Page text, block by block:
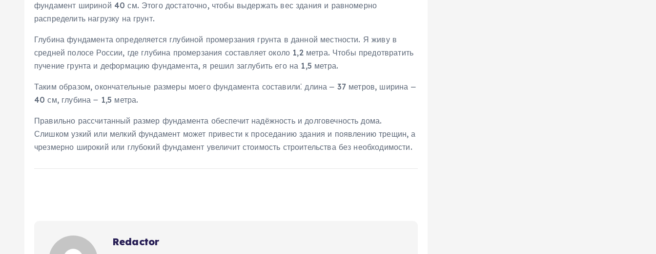
фундамент шириной 40 см. Этого достаточно‚ чтобы выдержать вес здания и равномерно
распределить нагрузку на грунт.
Глубина фундамента определяется глубиной промерзания грунта в данной местности. Я живу в
средней полосе России‚ где глубина промерзания составляет около 1‚2 метра. Чтобы предотвратить
пучение грунта и деформацию фундамента‚ я решил заглубить его на 1‚5 метра.
Таким образом‚ окончательные размеры моего фундамента составили⁚ длина ⎼ 37 метров‚ ширина ⎼
40 см‚ глубина ౼ 1‚5 метра.
Правильно рассчитанный размер фундамента обеспечит надёжность и долговечность дома.
Слишком узкий или мелкий фундамент может привести к проседанию здания и появлению трещин‚ а
чрезмерно широкий или глубокий фундамент увеличит стоимость строительства без необходимости.
Redactor